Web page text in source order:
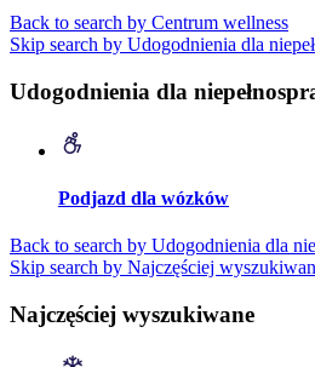
Back to search by Centrum wellness
Skip search by Udogodnienia dla
Udogodnienia dla
Podjazd dla wózków
Back to search by Udogodnienia dla
Skip search by Najczęściej
Najczęściej wyszukiwane